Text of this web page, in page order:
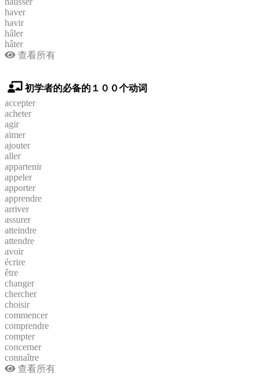
haver
havir
hâler
hâter
查看所有
初学者的必备的１００个动词
accepter
acheter
agir
aimer
ajouter
aller
appartenir
appeler
apporter
apprendre
arriver
assurer
atteindre
attendre
avoir
écrire
être
changer
chercher
choisir
commencer
comprendre
compter
concerner
connaître
查看所有